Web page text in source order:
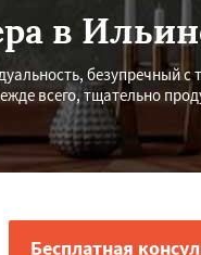
в
безупречный с
всего, тщательно